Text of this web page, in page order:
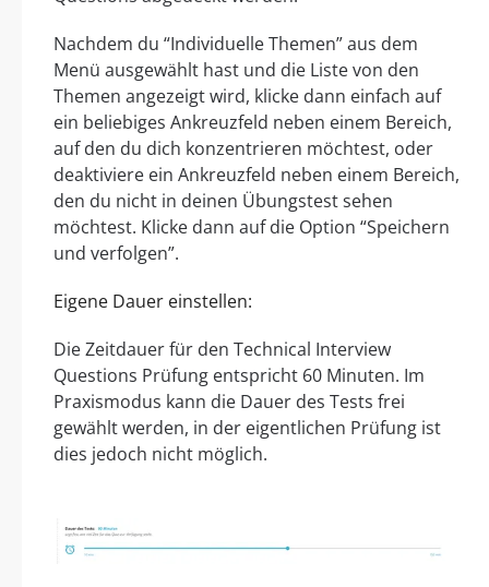
Nachdem du “Individuelle Themen” aus dem
Menü ausgewählt hast und die Liste von den
Themen angezeigt wird, klicke dann einfach auf
ein beliebiges Ankreuzfeld neben einem Bereich,
auf den du dich konzentrieren möchtest, oder
deaktiviere ein Ankreuzfeld neben einem Bereich,
den du nicht in deinen Übungstest sehen
möchtest. Klicke dann auf die Option “Speichern
und verfolgen”.
Eigene Dauer einstellen:
Die Zeitdauer für den Technical Interview
Questions Prüfung entspricht 60 Minuten. Im
Praxismodus kann die Dauer des Tests frei
gewählt werden, in der eigentlichen Prüfung ist
dies jedoch nicht möglich.